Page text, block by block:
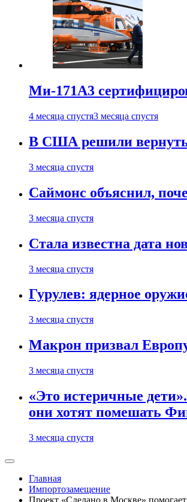
Ми-171А3
4 месяца спустя3 месяца спустя
В США решили вернуть
3 месяца спустя
Саймонс объяснил,
3 месяца спустя
Стала известна дата
3 месяца спустя
Гурулев: ядерное
3 месяца спустя
Макрон призвал
3 месяца спустя
«Это истеричные
они хотят помешать
3 месяца спустя
Главная
Импортозамещение
Проект «Сделано в Москве»